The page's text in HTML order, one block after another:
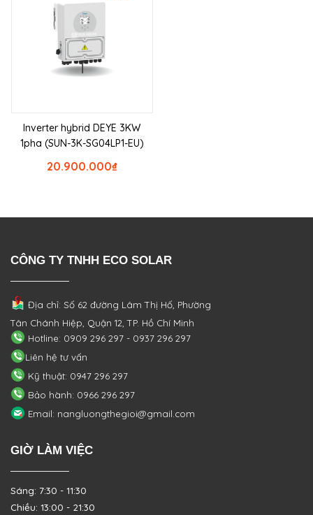
Inverter hybrid DEYE 3KW
1pha (SUN-3K-SG04LP1-EU)
₫
20.900.000
CÔNG TY TNHH ECO SOLAR
Địa chỉ: Số 62 đường Lâm Thị Hố, Phường
Tân Chánh Hiệp, Quận 12, TP. Hồ Chí Minh
Hotline: 0909 296 297 - 0937 296 297
Liên hệ tư vấn
Kỹ thuật: 0947 296 297
Bảo hành: 0966 296 297
Email: nangluongthegioi@gmail.com
GIỜ LÀM VIỆC
Sáng: 7:30 - 11:30
Chiều: 13:00 - 21:30